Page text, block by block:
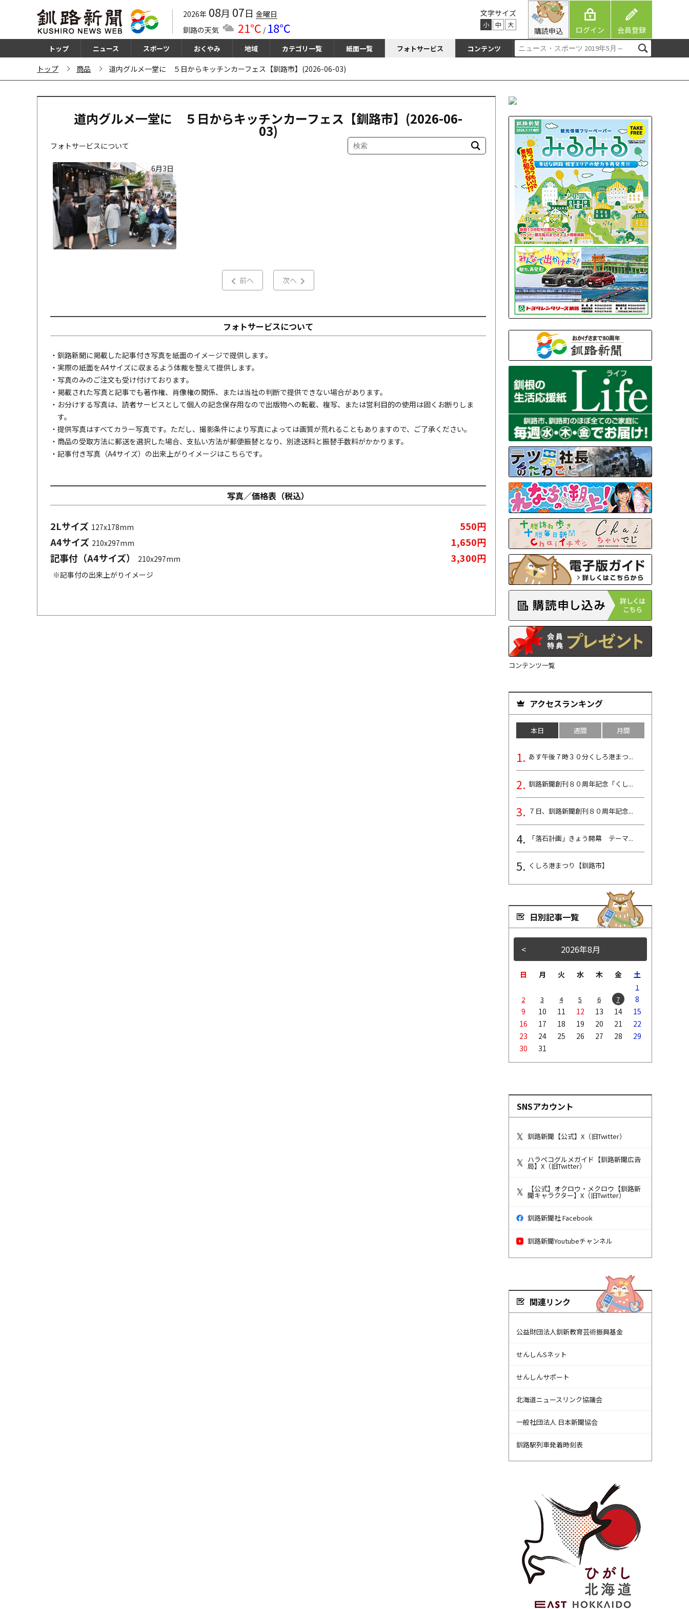
2026年 08月 07日 金曜日
釧路の天気
21℃ / 18℃
文字サイズ
小 中 大
購読申込 ログイン 会員登録
トップ ニュース スポーツ おくやみ 地域 カテゴリ一覧 紙面一覧 フォトサービス コンテンツ
トップ 商品 道内グルメ一堂に ５日からキッチンカーフェス【釧路市】(2026-06-03)
道内グルメ一堂に ５日からキッチンカーフェス【釧路市】(2026-06-
03)
フォトサービスについて
6月3日
前へ 次へ
フォトサービスについて
・釧路新聞に掲載した記事付き写真を紙面のイメージで提供します。
・実際の紙面をA4サイズに収まるよう体裁を整えて提供します。
・写真のみのご注文も受け付けております。
・掲載された写真と記事でも著作権、肖像権の関係、または当社の判断で提供できない場合があります。
・お分けする写真は、読者サービスとして個人の記念保存用なので出版物への転載、複写、または営利目的の使用は固くお断りしま
す。
・提供写真はすべてカラー写真です。ただし、撮影条件により写真によっては画質が荒れることもありますので、ご了承ください。
・商品の受取方法に郵送を選択した場合、支払い方法が郵便振替となり、別途送料と振替手数料がかかります。
・記事付き写真（A4サイズ）の出来上がりイメージはこちらです。
写真／価格表（税込）
2Lサイズ 127x178mm
550円
A4サイズ 210x297mm
1,650円
記事付（A4サイズ）
210x297mm 3,300円
※記事付の出来上がりイメージ
コンテンツ一覧
アクセスランキング
本日 週間 月間
あす午後７時３０分くしろ港まつ...
釧路新聞創刊８０周年記念「くし...
７日、釧路新聞創刊８０周年記念...
「落石計画」きょう開幕 テーマ...
くしろ港まつり【釧路市】
日別記事一覧
< 2026年8月
日 月 火 水 木 金 土
1
2
3 4 5 6 7
8
9
10 11 12 13 14
15
16
17 18 19 20 21
22
23
24 25 26 27 28
29
30
31
SNSアカウント
釧路新聞【公式】X（旧Twitter）
ハラペコグルメガイド【釧路新聞広告
局】X（旧Twitter）
【公式】オクロウ・メクロウ【釧路新
聞キャラクター】X（旧Twitter）
釧路新聞社 Facebook
釧路新聞Youtubeチャンネル
関連リンク
公益財団法人釧新教育芸術振興基金
せんしんSネット
せんしんサポート
北海道ニュースリンク協議会
一般社団法人 日本新聞協会
釧路駅列車発着時刻表